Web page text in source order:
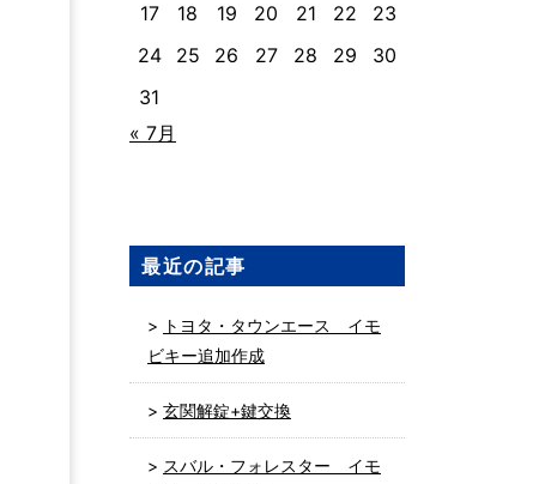
17
18 19 20 21 22
23
24
25 26 27 28 29
30
31
« 7月
最近の記事
トヨタ・タウンエース イモ
ビキー追加作成
玄関解錠+鍵交換
スバル・フォレスター イモ